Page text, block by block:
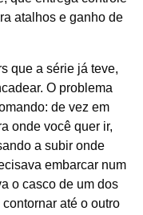
atalhos e ganho de
que a série já teve,
O problema
de vez em
onde você quer ir,
a subir onde
embarcar num
o casco de um dos
até o outro